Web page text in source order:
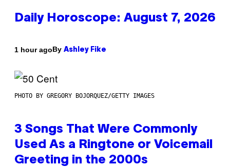
Daily Horoscope: August 7, 2026
1 hour agoBy Ashley Fike
PHOTO BY GREGORY BOJORQUEZ/GETTY IMAGES
3 Songs That Were Commonly
Used As a Ringtone or Voicemail
Greeting in the 2000s